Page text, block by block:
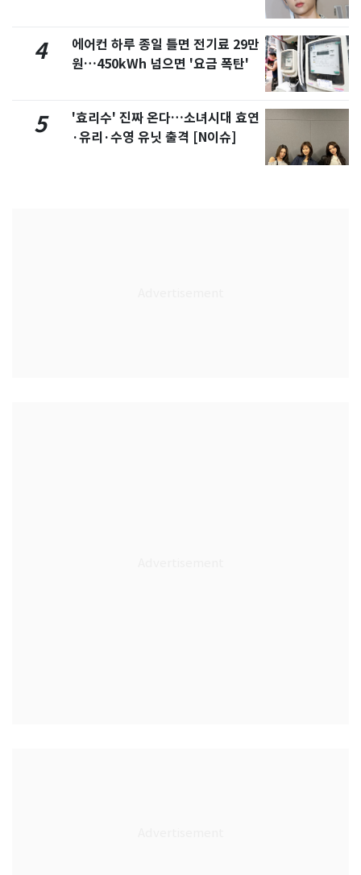
4
에어컨 하루 종일 틀면 전기료 29만
원…450kWh 넘으면 '요금 폭탄'
5
'효리수' 진짜 온다…소녀시대 효연
·유리·수영 유닛 출격 [N이슈]